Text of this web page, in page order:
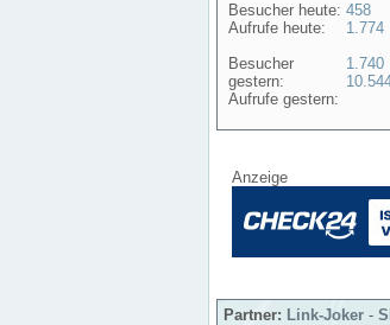
Besucher heute:
Aufrufe heute:
Besucher
gestern:
Aufrufe gestern:
458
1.774
1.740
Anzeige
Partner: Link-Joker -